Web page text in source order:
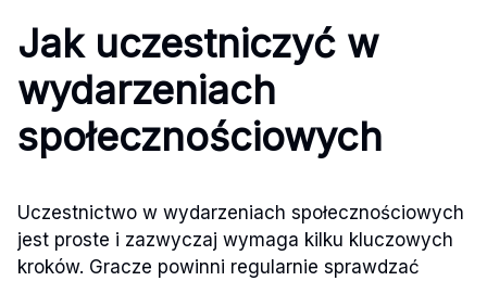
Jak uczestniczyć w
wydarzeniach
społecznościowych
Uczestnictwo w wydarzeniach społecznościowych
jest proste i zazwyczaj wymaga kilku kluczowych
kroków. Gracze powinni regularnie sprawdzać